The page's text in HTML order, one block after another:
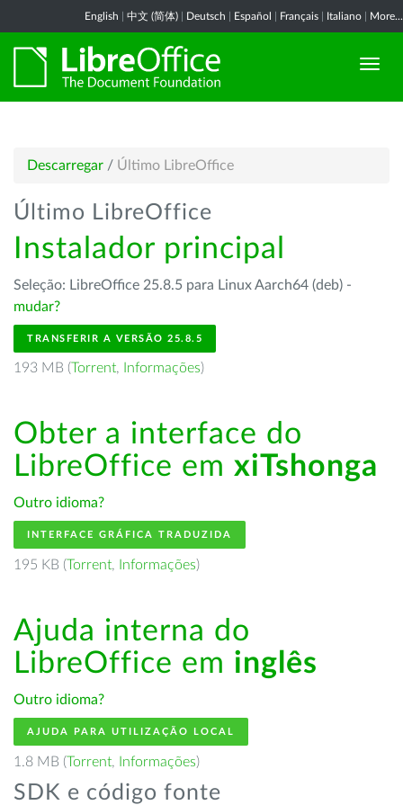
English 中文 (简体) Deutsch Español Français Italiano More...
Descarregar / Último LibreOffice
Último LibreOffice
Instalador principal
Seleção: LibreOffice 25.8.5 para Linux Aarch64 (deb) -
mudar?
TRANSFERIR A VERSÃO 25.8.5
193 MB (Torrent, Informações)
Obter a interface do
LibreOffice em xiTshonga
Outro idioma?
INTERFACE GRÁFICA TRADUZIDA
195 KB (Torrent, Informações)
Ajuda interna do
LibreOffice em inglês
Outro idioma?
AJUDA PARA UTILIZAÇÃO LOCAL
1.8 MB (Torrent, Informações)
SDK e código fonte